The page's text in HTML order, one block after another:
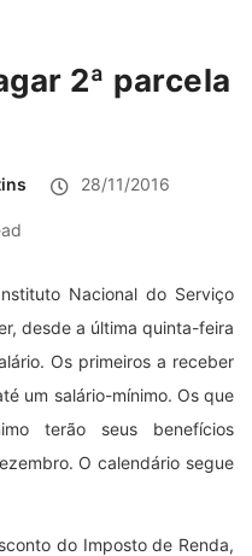
2ª parcela
28/11/2016
Nacional do Serviço
desde a última quinta-feira
Os primeiros a receber
um salário-mínimo. Os que
terão seus benefícios
O calendário segue
do Imposto de Renda,